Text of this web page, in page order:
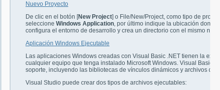
Nuevo Proyecto
De clic en el botón [New Project] o File/New/Project, como tipo de
seleccione Windows Application, por último indique la ubicación
configura el entorno de desarrollo y crea un directorio con el mismo
Aplicación Windows Ejecutable
Las aplicaciones Windows creadas con Visual Basic .NET tienen la
cualquier equipo que tenga instalado Microsoft Windows. Visual Basic
soporte, incluyendo las bibliotecas de vínculos dinámicos y archivos de
Visual Studio puede crear dos tipos de archivos ejecutables: